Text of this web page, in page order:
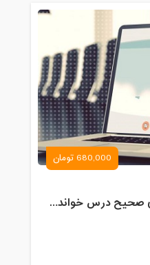
680,000 تومان
کارگاه آموزش روش های صحیح درس خواندن همراه با یادگیری بدون فراموشی